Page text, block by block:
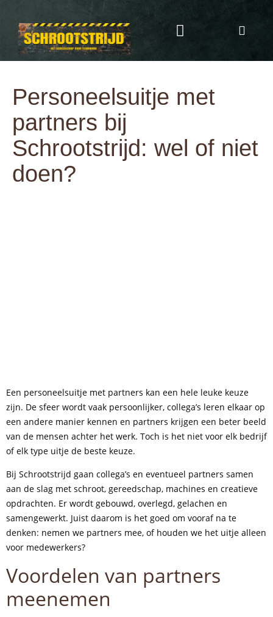
Personeelsuitje met
partners bij
Schrootstrijd: wel of niet
doen?
Een personeelsuitje met partners kan een hele leuke keuze
zijn. De sfeer wordt vaak persoonlijker, collega’s leren elkaar op
een andere manier kennen en partners krijgen een beter beeld
van de mensen achter het werk. Toch is het niet voor elk bedrijf
of elk type uitje de beste keuze.
Bij Schrootstrijd gaan collega’s en eventueel partners samen
aan de slag met schroot, gereedschap, machines en creatieve
opdrachten. Er wordt gebouwd, overlegd, gelachen en
samengewerkt. Juist daarom is het goed om vooraf na te
denken: nemen we partners mee, of houden we het uitje alleen
voor medewerkers?
Voordelen van partners
meenemen